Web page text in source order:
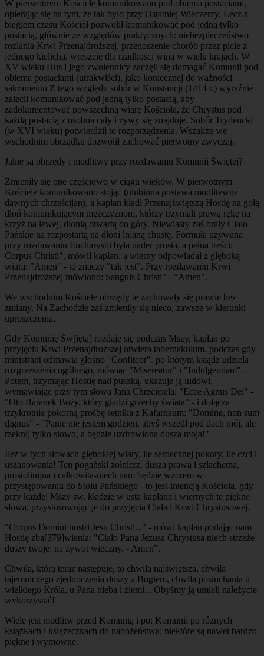
W pierwotnym Kościele komunikowano pod obiema postaciami,
opierając się na tym, że tak było przy Ostatniej Wieczerzy. Lecz z
biegiem czasu Kościół pozwolił komunikować pod jedną tylko
postacią, głównie ze względów praktycznych: niebezpieczeństwo
rozlania Krwi Przenajdroższej, przenoszenie chorób przez picie z
jednego kielicha, wreszcie dla rzadkości wina w wielu krajach. W
XV wieku Hus i jego zwolennicy zaczęli się domagać Komunii pod
obiema postaciami (utrakwiści), jako koniecznej do ważności
sakramentu Z tego względu sobór w Konstancji (1414 r.) wyraźnie
zalecił komunikować pod jedną tylko postacią, aby
zadokumentować powszechną wiarę Kościoła, że Chrystus pod
każdą postacią z osobna cały i żywy się znajduje. Sobór Trydencki
(w XVI wieku) potwierdził to rozporządzenia. Wszakże we
wschodnim obrządku dozwolił zachować pierwotny zwyczaj.
Jakie są obrzędy i modlitwy przy rozdawaniu Komunii Świętej?
Zmieniły się one częściowo w ciągu wieków. W pierwotnym
Kościele komunikowano stojąc (ulubiona postawa modlitewna
dawnych chrześcijan), a kapłan kładł Przenajświętszą Hostię na gołą
dłoń komunikującym mężczyznom, którzy trzymali prawą rękę na
krzyż na lewej, dłonią otwartą do góry. Niewiasty zaś brały Ciało
Pańskie na rozpostartą na dłoni lnianą chustę. Formuła używana
przy rozdawaniu Eucharystii była nader prosta, a pełna treści:
Corpus Christi", mówił kapłan, a wierny odpowiadał z głęboką
wiarą: "Amen" - to znaczy "tak jest". Przy rozdawaniu Krwi
Przenajdroższej mówiono: Sanguis Christi" - "Amen".
We wschodnim Kościele obrzędy te zachowały się prawie bez
zmiany. Na Zachodzie zaś zmieniły się nieco, zawsze w kierunki
uproszczenia.
Gdy Komunię Św[iętą] rozdaje się podczas Mszy, kapłan po
przyjęciu Krwi Przenajdroższej otwiera tabernakulum, podczas gdy
ministrant odmawia głośno "Confiteor". po którym ksiądz udziela
rozgrzeszenia ogólnego, mówiąc "Misereatur" i "Indulgentiam".
Potem, trzymając Hostię nad puszką, ukazuje ją ludowi,
wymawiając przy tym słowa Jana Chrzciciela: "Ecce Agnus Dei" -
"Oto Baranek Boży, który gładzi grzechy świata" - i dołącza
trzykrotnie pokorną prośbę setnika z Kafarnaum: "Domine, non sum
dignus" - "Panie nie jestem godzien, abyś wszedł pod dach mój, ale
rzeknij tylko słowo, a będzie uzdrowiona dusza moja!"
Ileż w tych słowach głębokiej wiary, ile serdecznej pokory, ile czci i
uszanowania! Ten pogański żołnierz, dusza prawa i szlachetna,
prostolinijna i całkowita-niech nam będzie wzorem w
przystępowaniu do Stołu Pańskiego - to jest-intencją Kościoła, gdy
przy każdej Mszy św. kładzie w usta kapłana i wiernych te piękne
słowa, przystosowując je do przyjęcia Ciała i Krwi Chrystusowej.
"Corpus Domini nostri Jesu Christi..." - mówi kapłan podając nam
Hostię zba[379]wienia: "Ciało Pana Jezusa Chrystusa niech strzeże
duszy twojej na żywot wieczny. - Amen".
Chwila, która teraz następuje, to chwila najświętsza, chwila
tajemniczego zjednoczenia duszy z Bogiem, chwila posłuchania u
wielkiego Króla, u Pana nieba i ziemi... Obyśmy ją umieli należycie
wykorzystać!
Wiele jest modlitw przed Komunią i po: Komunii po różnych
książkach i książeczkach do nabożeństwa; niektóre są nawet bardzo
piękne i wymowne.